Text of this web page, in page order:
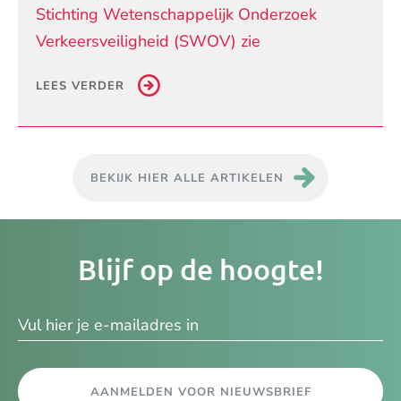
Stichting Wetenschappelijk Onderzoek
Verkeersveiligheid (SWOV) zie
LEES VERDER
BEKIJK HIER ALLE ARTIKELEN
Blijf op de hoogte!
AANMELDEN VOOR NIEUWSBRIEF